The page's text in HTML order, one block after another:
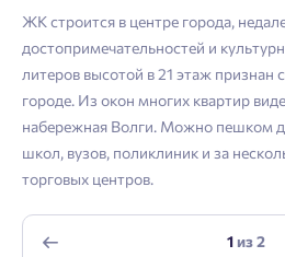
Отчество
Телефон
ЖК строится в центре города,
достопримечательностей и
литеров высотой в 21 этаж
городе. Из окон многих квартир
набережная Волги. Можно пешком
школ, вузов, поликлиник и за
торговых центров.
1из2
Согласен на обработку
Больше никаких паролей!
телефона, кликнув на
и мы вышлем вам
подтверждения.
Ростов-на-Дону
Екатеринбург
Астрахань
Начать